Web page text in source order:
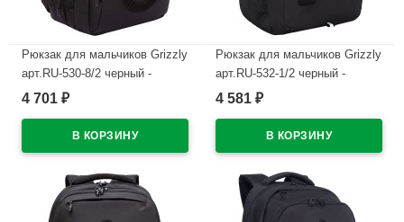
Рюкзак для мальчиков Grizzly
арт.RU-530-8/2 черный -
черный 32х45х23 см
4 701 ₽
Рюкзак для мальчиков Grizzly
арт.RU-532-1/2 черный -
черный 31х42х22 см
4 581 ₽